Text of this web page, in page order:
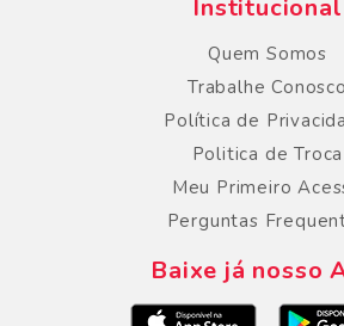
Institucional
Quem Somos
Trabalhe Conosco
Política de
Politica de Troca
Meu Primeiro
Perguntas
Baixe já nosso